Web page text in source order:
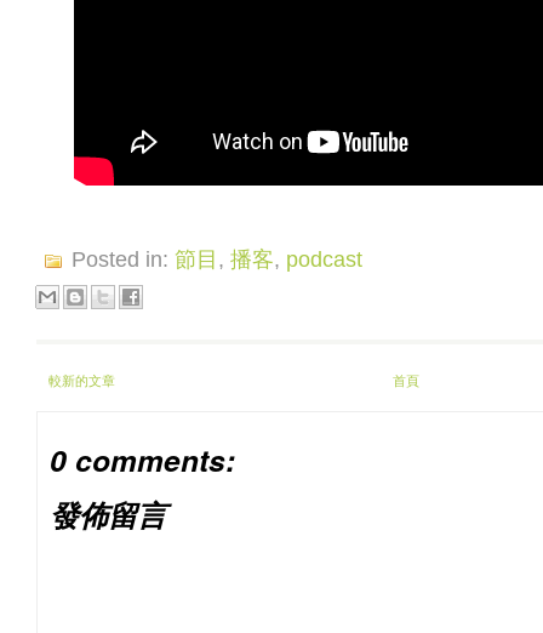
Posted in: 節目, 播客, podcast
較新的文章 首頁
0 comments:
發佈留言